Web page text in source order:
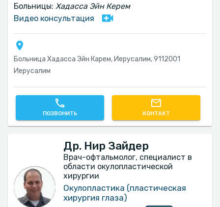
Больницы: Хадасса Эйн Керем
Видео консультация
Больница Хадасса Эйн Карем, Иерусалим, 9112001
Иерусалим
ПОЗВОНИТЬ КОНТАКТ
Др. Нир Зайдер
Врач-офтальмолог, специалист в
области окулопластической
хирургии
Окулопластика (пластическая
хирургия глаза)